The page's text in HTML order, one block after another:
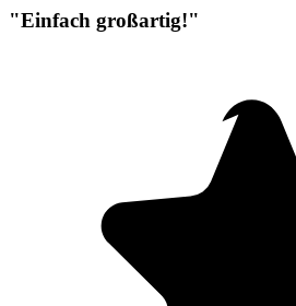
"Einfach großartig!"